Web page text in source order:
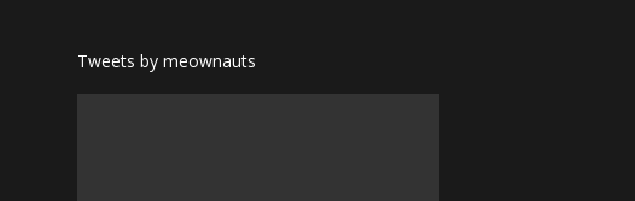
Tweets by meownauts